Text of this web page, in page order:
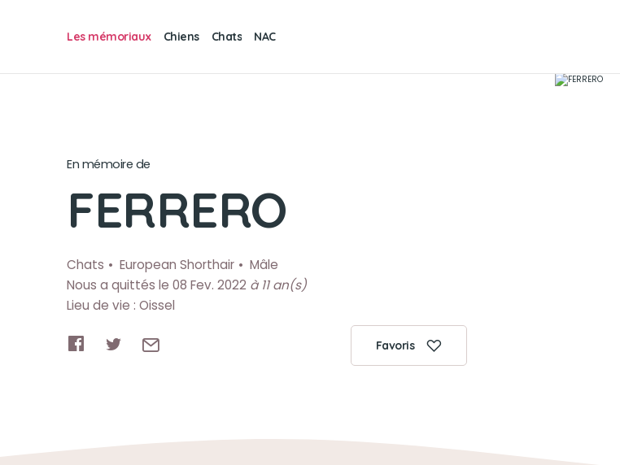
Les mémoriaux Chiens Chats NAC
En mémoire de
FERRERO
Chats European Shorthair
Mâle
Nous a quittés le 08 Fev. 2022 à 11 an(s)
Lieu de vie : Oissel
Favoris